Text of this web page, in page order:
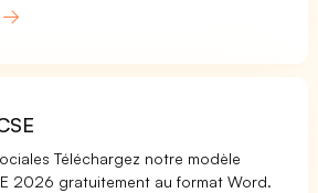
Téléchargez notre modèle
2026 gratuitement au format Word.